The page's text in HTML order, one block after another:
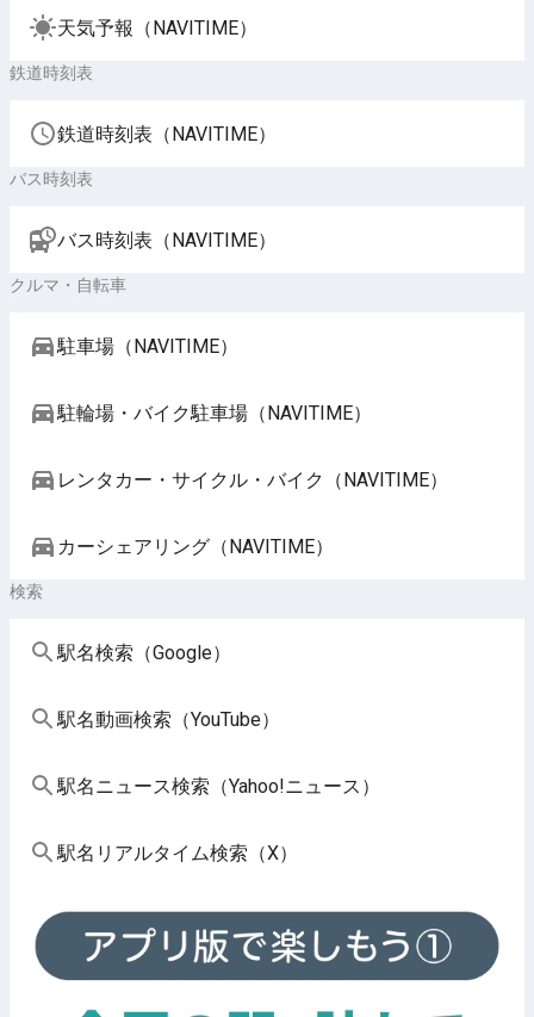
天気予報（NAVITIME）
鉄道時刻表
鉄道時刻表（NAVITIME）
バス時刻表
バス時刻表（NAVITIME）
クルマ・自転車
駐車場（NAVITIME）
駐輪場・バイク駐車場（NAVITIME）
レンタカー・サイクル・バイク（NAVITIME）
カーシェアリング（NAVITIME）
検索
駅名検索（Google）
駅名動画検索（YouTube）
駅名ニュース検索（Yahoo!ニュース）
駅名リアルタイム検索（X）